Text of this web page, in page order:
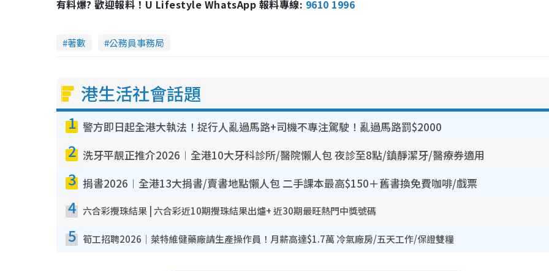
有料爆? 歡迎報料！U Lifestyle WhatsApp 報料專線: 9610 1996
著數 公務員事務局
港生活社會話題
1 警方即日起全港大執法！捉行人亂過馬路+司機不專注駕駛！亂過馬路罰$2000
2 洗牙平靚正推介2026︱全港10大牙科診所/醫院懶人包 夜診至8點/鎮靜潔牙/醫療券適用
3 捐書2026︱全港13大捐書/賣書地點懶人包 二手課本最高$150＋舊書換免費咖啡/戲票
4 六合彩攪珠結果 | 六合彩近10期攪珠結果出爐+ 近30期最旺熱門中獎號碼
5 筍工招聘2026｜萊特維健藥廠請生產操作員！月薪高達$1.7萬 冷氣廠房/五天工作/保證雙糧